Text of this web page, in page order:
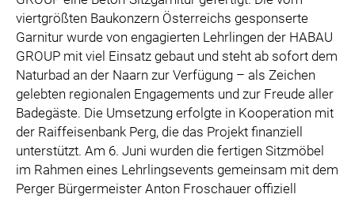
viertgrößten Baukonzern Österreichs gesponserte
Garnitur wurde von engagierten Lehrlingen der HABAU
GROUP mit viel Einsatz gebaut und steht ab sofort dem
Naturbad an der Naarn zur Verfügung – als Zeichen
gelebten regionalen Engagements und zur Freude aller
Badegäste. Die Umsetzung erfolgte in Kooperation mit
der Raiffeisenbank Perg, die das Projekt finanziell
unterstützt. Am 6. Juni wurden die fertigen Sitzmöbel
im Rahmen eines Lehrlingsevents gemeinsam mit dem
Perger Bürgermeister Anton Froschauer offiziell